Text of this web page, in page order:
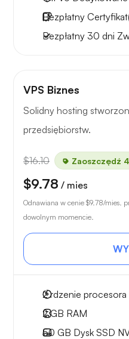
Bezpłatny
Bezpłatny 30 dni
VPS Biznes
Solidny hosting
przedsiębiorstw.
$16.10 Zaoszczędź
$9.78 / mies
Odnawiana w cenie $9.78/mies.
dowolnym momencie.
2rdzenie procesora
2 GB RAM
50 GB Dysk SSD